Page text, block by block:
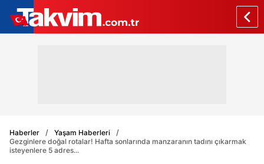
Haberler
Yaşam Haberleri
Gezginlere doğal rotalar! Hafta sonlarında manzaranın tadını çıkarmak
isteyenlere 5 adres...